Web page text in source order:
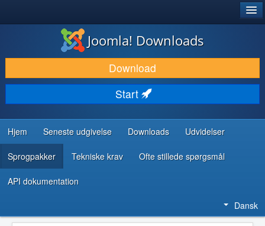
DOWNLOAD & UDVID
OPDAG & LÆR
FÆLLESSKABET & SUPPORT
UDVIKLERRESSOURCER
Joomla! Downloads
Download
Start
Hjem Seneste udgivelse Downloads Udvidelser
Sprogpakker Tekniske krav Ofte stillede spørgsmål
API dokumentation
Dansk